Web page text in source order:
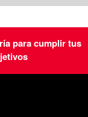
para cumplir tus